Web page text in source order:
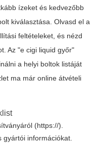
ízeket és kedvezőbb
kiválasztása. Olvasd el a
feltételeket, és nézd
Az "e cigi liquid győr"
a helyi boltok listáját
ma már online átvételi
(https://).
gyártói információkat.